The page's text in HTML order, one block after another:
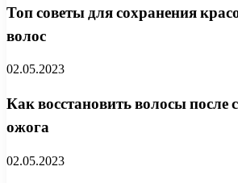
Топ советы для сохранения
волос
02.05.2023
Как восстановить волосы после
ожога
02.05.2023